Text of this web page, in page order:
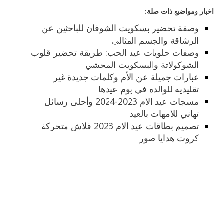
اخبار ومواضيع ذات صلة:
وصفة تحضير بسكويت الشوفان للباحثين عن
الرشاقة والجسم المثالي
وصفات حلويات عيد الحب: طريقة تحضير قلوب
الشوكولاتة والبسكويت المحشي
عبارات جميلة عن الأم وكلمات جديدة غير
تقليدية للوالدة في يوم عيدها
مسجات عيد الام 2023-2024 وأحلى رسائل
تهاني للامهات بالعيد
تصميم بطاقات عيد الام 2023 فلاش متحركة
كروت هدايا صور